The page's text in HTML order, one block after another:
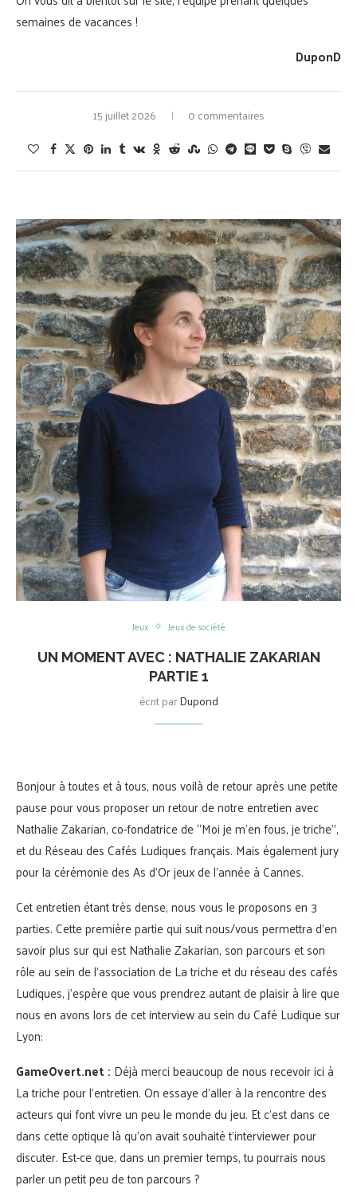
semaines de vacances !
DuponD
15 juillet 2026 0 commentaires
Jeux Jeux de société
UN MOMENT AVEC : NATHALIE ZAKARIAN
PARTIE 1
écrit parDupond
Bonjour à toutes et à tous, nous voilà de retour après une petite
pause pour vous proposer un retour de notre entretien avec
Nathalie Zakarian, co-fondatrice de “Moi je m’en fous, je triche”,
et du Réseau des Cafés Ludiques français. Mais également jury
pour la cérémonie des As d’Or jeux de l’année à Cannes.
Cet entretien étant très dense, nous vous le proposons en 3
parties. Cette première partie qui suit nous/vous permettra d’en
savoir plus sur qui est Nathalie Zakarian, son parcours et son
rôle au sein de l’association de La triche et du réseau des cafés
Ludiques, j’espère que vous prendrez autant de plaisir à lire que
nous en avons lors de cet interview au sein du Café Ludique sur
Lyon:
GameOvert.net : Déjà merci beaucoup de nous recevoir ici à
La triche pour l’entretien. On essaye d’aller à la rencontre des
acteurs qui font vivre un peu le monde du jeu. Et c’est dans ce
dans cette optique là qu’on avait souhaité t’interviewer pour
discuter. Est-ce que, dans un premier temps, tu pourrais nous
parler un petit peu de ton parcours ?